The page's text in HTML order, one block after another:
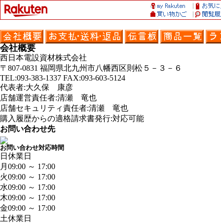
会社概要
西日本電設資材株式会社
〒807-0831 福岡県北九州市八幡西区則松５－３－６
TEL:093-383-1337 FAX:093-603-5124
代表者:大久保 康彦
店舗運営責任者:清瀬 竜也
店舗セキュリティ責任者:清瀬 竜也
購入履歴からの適格請求書発行:対応可能
お問い合わせ先
お問い合わせ対応時間
日 休業日
月 09:00 ～ 17:00
火09:00 ～ 17:00
水09:00 ～ 17:00
木09:00 ～ 17:00
金09:00 ～ 17:00
土休業日